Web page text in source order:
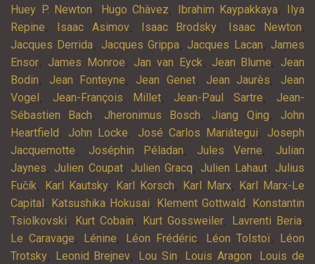
Huey P. Newton, Hugo Chàvez, Ibrahim Kaypakkaya, Ilya
Repine, Isaac Asimov, Isaac Brodsky, Isaac Newton,
Jacques Derrida, Jacques Grippa, Jacques Lacan, James
Ensor, James Monroe, Jan van Eyck, Jean Blume, Jean
Bodin, Jean Fonteyne, Jean Genet, Jean Jaurès, Jean
Vogel, Jean-François Millet, Jean-Paul Sartre, Jean-
Sébastien Bach, Jheronimus Bosch, Jiang Qing, John
Heartfield, John Locke, José Carlos Mariátegui, Joseph
Jacquemotte, Joséphin Péladan, Jules Verne, Julian
Jaynes, Julien Coupat, Julien Gracq, Julien Lahaut, Julius
Fučík, Karl Kautsky, Karl Korsch, Karl Marx, Karl Marx-Le
Capital, Katsushika Hokusai, Klement Gottwald, Konstantin
Tsiolkovski, Kurt Cobain, Kurt Gossweiler, Lavrenti Beria,
Le Caravage, Lénine, Léon Frédéric, Léon Tolstoï, Léon
Trotsky, Leonid Brejnev, Lou Sin, Louis Aragon, Louis de